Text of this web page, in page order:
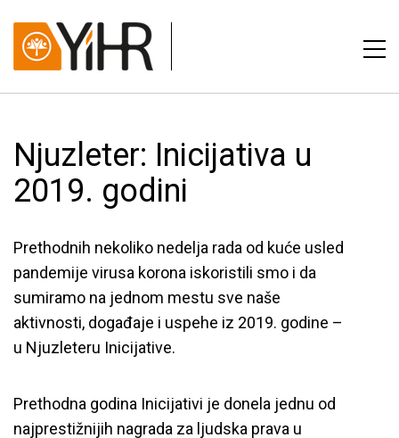
Njuzleter: Inicijativa u
2019. godini
Prethodnih nekoliko nedelja rada od kuće usled
pandemije virusa korona iskoristili smo i da
sumiramo na jednom mestu sve naše
aktivnosti, događaje i uspehe iz 2019. godine –
u Njuzleteru Inicijative.
Prethodna godina Inicijativi je donela jednu od
najprestižnijih nagrada za ljudska prava u